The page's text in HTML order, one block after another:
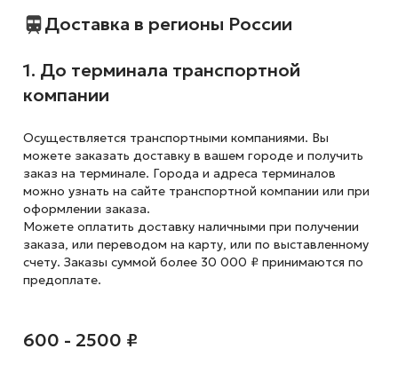
Доставка в регионы России
1. До терминала транспортной
компании
Осуществляется транспортными компаниями. Вы
можете заказать доставку в вашем городе и получить
заказ на терминале. Города и адреса терминалов
можно узнать на сайте транспортной компании или при
оформлении заказа.
Можете оплатить доставку наличными при получении
заказа, или переводом на карту, или по выставленному
счету. Заказы суммой более 30 000 ₽ принимаются по
предоплате.
600 - 2500 ₽